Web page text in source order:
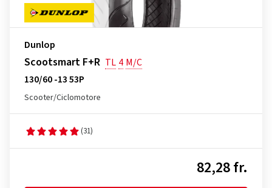
Dunlop
Scootsmart F+R TL 4 M/C
130/60 -13 53P
Scooter/Ciclomotore
(31)
82,28 fr.